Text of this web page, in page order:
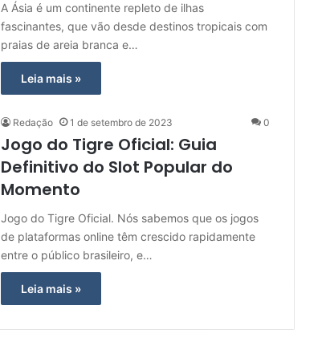
A Ásia é um continente repleto de ilhas
fascinantes, que vão desde destinos tropicais com
praias de areia branca e…
Leia mais »
Redação 1 de setembro de 2023 0
Jogo do Tigre Oficial: Guia
Definitivo do Slot Popular do
Momento
Jogo do Tigre Oficial. Nós sabemos que os jogos
de plataformas online têm crescido rapidamente
entre o público brasileiro, e…
Leia mais »